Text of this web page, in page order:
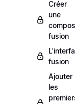
Créer
une
fusion
fusion
Ajouter
les